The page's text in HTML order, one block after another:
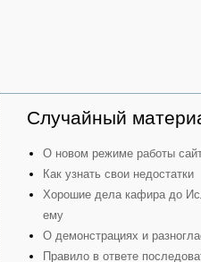
Случайный
О новом режиме работы
Как узнать свои недостатки
Хорошие дела кафира до
ему
О демонстрациях и
Правило в ответе